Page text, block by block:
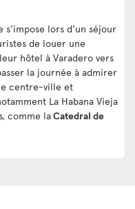
s’impose lors d’un séjour
de louer une
hôtel à Varadero vers
la journée à admirer
centre-ville et
La Habana Vieja
comme laCatedral de